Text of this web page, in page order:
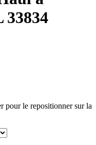
33834
pour le repositionner sur la